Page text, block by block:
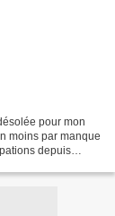
pour mon
moins par manque
depuis